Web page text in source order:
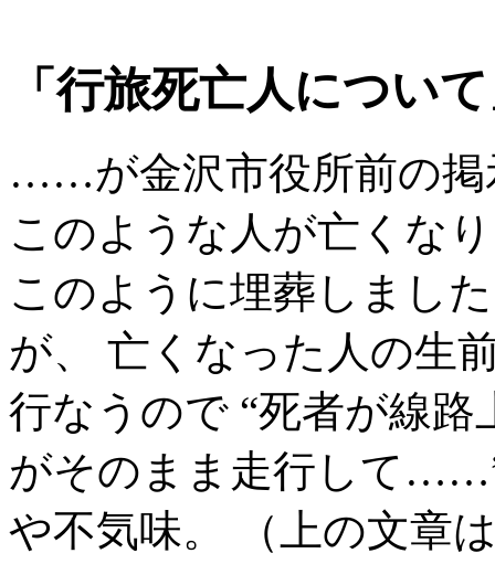
「行旅死亡人につい
……が金沢市役所前の掲
このような人が亡くな
このように埋葬しまし
が、 亡くなった人の生
行なうので “死者が線
がそのまま走行して
や不気味。 （上の文章